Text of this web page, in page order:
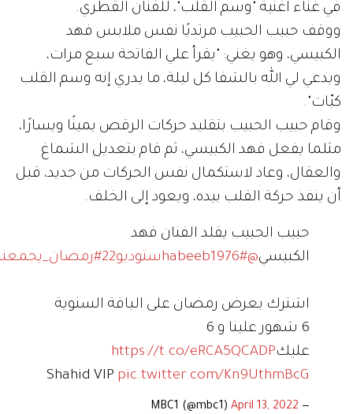
في غناء أغنية "وسم القلب"، للفنان القطري.
ووقف حبيب الحبيب مرتديًا نفس ملابس فهد
الكبيسي، وهو يغني: "يقرأ علي الفاتحة سبع مرات،
ويدعي لي الله بالشفا كل ليلة، ما يدري إنه وسم القلب
كيّات".
وقام حبيب الحبيب بتقليد حركات الرقص يمينًا ويسارًا،
مثلما يفعل فهد الكبيسي، ثم قام بتعديل الشماغ
والعقال، وعاد لاستكمال نفس الحركات من جديد، قبل
أن ينفذ حركة القلب بيده، ويعود إلى الخلف.
حبيب الحبيب يقلد الفنان فهد
الكبيسي@habeeb1976#ستوديو22
اشترك بعرض رمضان على الباقة السنوية
6 شهور علينا و 6
عليكhttps://t.co/eRCA5QCADP
Shahid VIP pic.twitter.com/Kn9UthmBcG
— MBC1 (@mbc1)
April 13, 2022